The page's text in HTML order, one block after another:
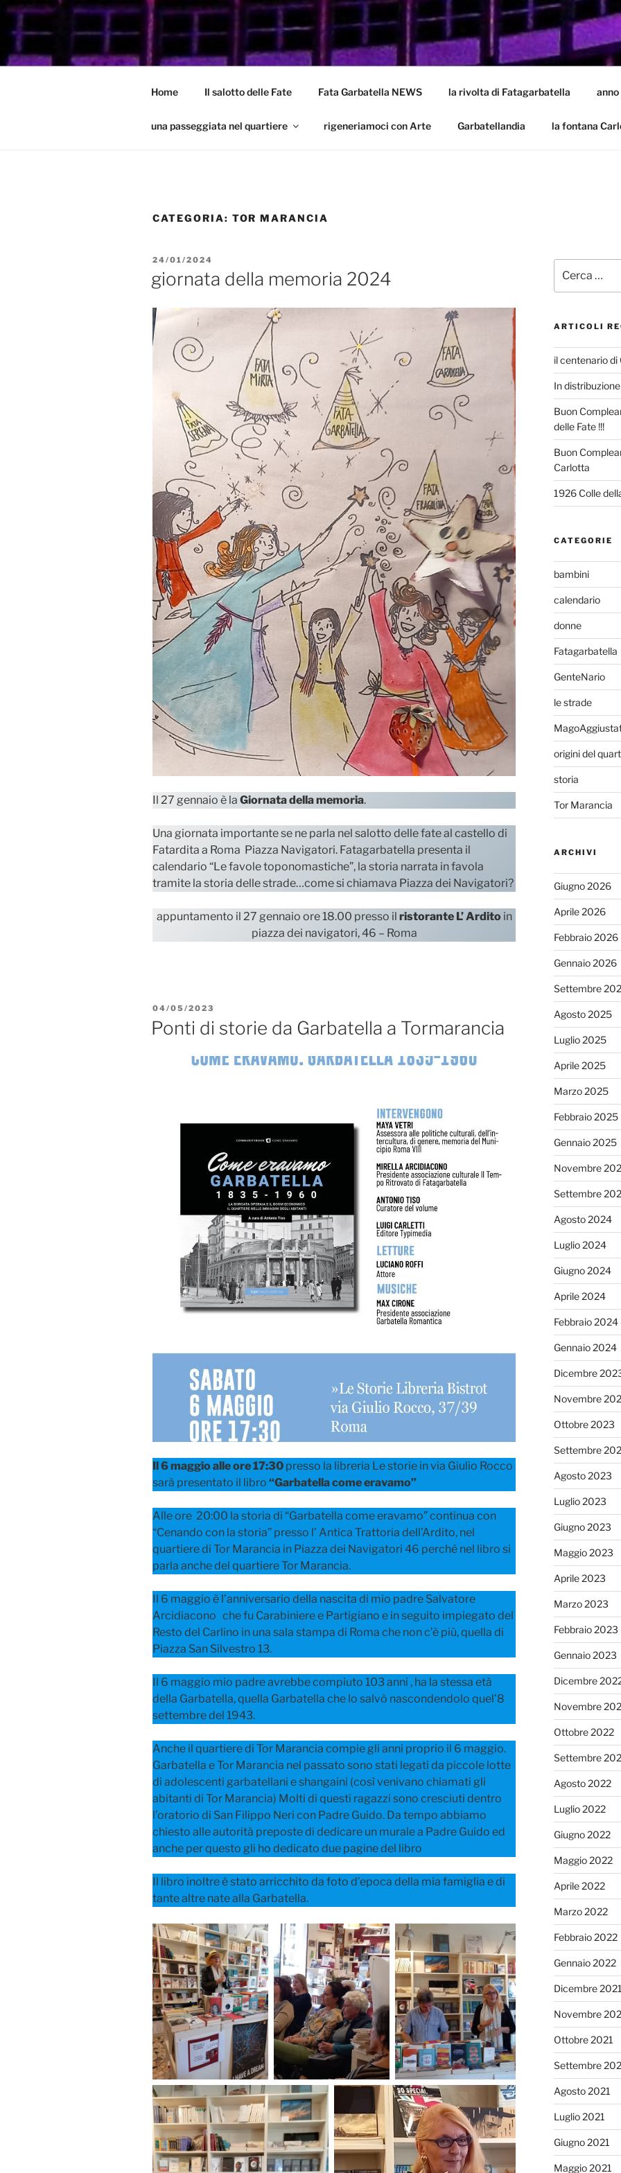
Salta
contenuto
GARBATELLA
Un Blog sul quartiere della Garbatella
Home Il salotto delle Fate Fata Garbatella NEWS la rivolta di Fatagarbatella anno
una passeggiata nel quartiere rigeneriamoci con Arte Garbatellandia la fontana
CATEGORIA: TOR MARANCIA
PUBBLICATO
24/01/2024
giornata della memoria 2024
Il 27 gennaio è la Giornata della memoria.
Una giornata importante se ne parla nel salotto delle fate al castello di
Fatardita a Roma Piazza Navigatori. Fatagarbatella presenta il
calendario “Le favole toponomastiche”, la storia narrata in favola
tramite la storia delle strade…come si chiamava Piazza dei Navigatori?
appuntamento il 27 gennaio ore 18.00 presso il ristorante L’ Ardito in
piazza dei navigatori, 46 – Roma
PUBBLICATO
IL
04/05/2023
Ponti di storie da Garbatella a Tormarancia
Il 6 maggio alle ore 17:30 presso la libreria Le storie in via Giulio Rocco
sarà presentato il libro “Garbatella come eravamo”
Alle ore 20:00 la storia di “Garbatella come eravamo” continua con
“Cenando con la storia” presso l’ Antica Trattoria dell’Ardito, nel
quartiere di Tor Marancia in Piazza dei Navigatori 46 perché nel libro si
parla anche del quartiere Tor Marancia.
Il 6 maggio è l’anniversario della nascita di mio padre Salvatore
Arcidiacono che fu Carabiniere e Partigiano e in seguito impiegato del
Resto del Carlino in una sala stampa di Roma che non c’è più, quella di
Piazza San Silvestro 13.
Il 6 maggio mio padre avrebbe compiuto 103 anni , ha la stessa età
della Garbatella, quella Garbatella che lo salvò nascondendolo quel’8
settembre del 1943.
Anche il quartiere di Tor Marancia compie gli anni proprio il 6 maggio.
Garbatella e Tor Marancia nel passato sono stati legati da piccole lotte
di adolescenti garbatellani e shangaini (così venivano chiamati gli
abitanti di Tor Marancia) Molti di questi ragazzi sono cresciuti dentro
l’oratorio di San Filippo Neri con Padre Guido. Da tempo abbiamo
chiesto alle autorità preposte di dedicare un murale a Padre Guido ed
anche per questo gli ho dedicato due pagine del libro
Il libro inoltre è stato arricchito da foto d’epoca della mia famiglia e di
tante altre nate alla Garbatella.
ARTICOLI
il centenario di
In
Buon
delle Fate !!!
Buon
Carlotta
1926 Colle
CATEGORIE
bambini
calendario
donne
Fatagarbatella
GenteNario
le strade
origini del
storia
Tor Marancia
ARCHIVI
Giugno 2026
Aprile 2026
Febbraio 2026
Gennaio 2026
Settembre
Agosto 2025
Luglio 2025
Aprile 2025
Marzo 2025
Febbraio 2025
Gennaio 2025
Novembre
Settembre
Agosto 2024
Luglio 2024
Giugno 2024
Aprile 2024
Febbraio 2024
Gennaio 2024
Dicembre
Novembre
Ottobre 2023
Settembre
Agosto 2023
Luglio 2023
Giugno 2023
Maggio 2023
Aprile 2023
Marzo 2023
Febbraio 2023
Gennaio 2023
Dicembre
Novembre
Ottobre 2022
Settembre
Agosto 2022
Luglio 2022
Giugno 2022
Maggio 2022
Aprile 2022
Marzo 2022
Febbraio 2022
Gennaio 2022
Dicembre 2021
Novembre
Ottobre 2021
Settembre
Agosto 2021
Luglio 2021
Giugno 2021
Maggio 2021